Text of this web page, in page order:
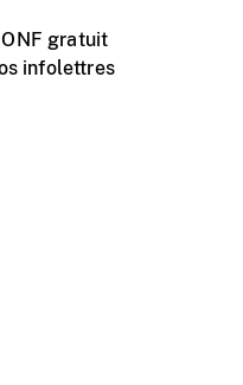
gratuit
infolettres